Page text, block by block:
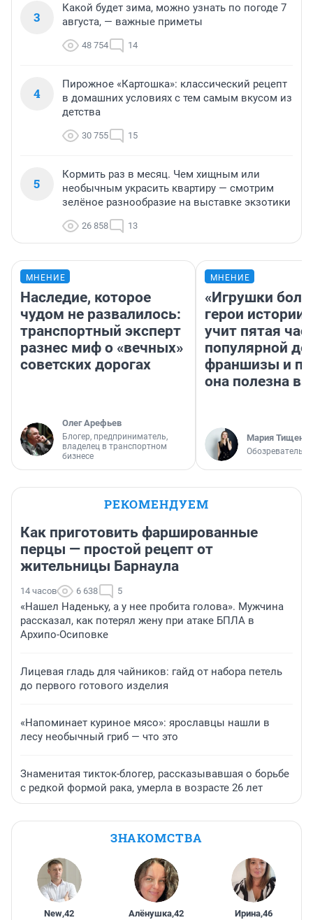
3
Какой будет зима, можно узнать по погоде 7
августа, — важные приметы
48 754 14
4
Пирожное «Картошка»: классический рецепт
в домашних условиях с тем самым вкусом из
детства
30 755 15
5
Кормить раз в месяц. Чем хищным или
необычным украсить квартиру — смотрим
зелёное разнообразие на выставке экзотики
26 858 13
МНЕНИЕ
Наследие, которое
чудом не развалилось:
транспортный эксперт
разнес миф о «вечных»
советских дорогах
Олег Арефьев
Блогер, предприниматель,
владелец в транспортном
бизнесе
МНЕНИЕ
«Игрушки
герои
учит пятая
популярной
франшизы и
она полезна
Мария Тищенко
Обозреватель
РЕКОМЕНДУЕМ
Как приготовить фаршированные
перцы — простой рецепт от
жительницы Барнаула
14 часов 6 638 5
«Нашел Наденьку, а у нее пробита голова». Мужчина
рассказал, как потерял жену при атаке БПЛА в
Архипо-Осиповке
Лицевая гладь для чайников: гайд от набора петель
до первого готового изделия
«Напоминает куриное мясо»: ярославцы нашли в
лесу необычный гриб — что это
Знаменитая тикток-блогер, рассказывавшая о борьбе
с редкой формой рака, умерла в возрасте 26 лет
ЗНАКОМСТВА
New,42 Алёнушка,42 Ирина,46